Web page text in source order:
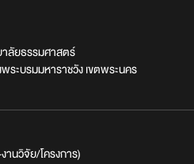
ลัยธรรมศาสตร์
ระบรมมหาราชวัง เขตพระนคร
นวิจัย/โครงการ)